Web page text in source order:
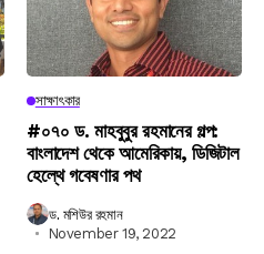
সাক্ষাৎকার
#০৭০ ড. মাহবুবুর রহমানের গল্প:
বাংলাদেশ থেকে আমেরিকায়, ডিজিটাল
হেল্থে গবেষণার পথ
ড. মশিউর রহমান
November 19, 2022